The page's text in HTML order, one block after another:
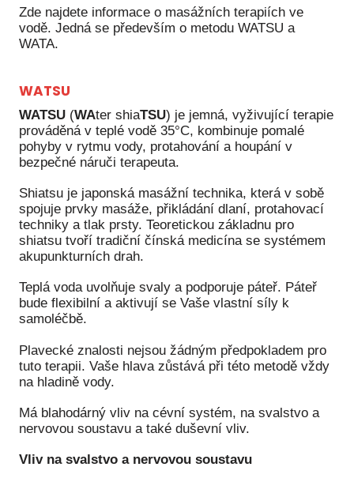
Zde najdete informace o masážních terapiích ve
vodě. Jedná se především o metodu WATSU a
WATA.
WATSU
WATSU (WAter shiaTSU) je jemná, vyživující terapie
prováděná v teplé vodě 35°C, kombinuje pomalé
pohyby v rytmu vody, protahování a houpání v
bezpečné náruči terapeuta.
Shiatsu je japonská masážní technika, která v sobě
spojuje prvky masáže, přikládání dlaní, protahovací
techniky a tlak prsty. Teoretickou základnu pro
shiatsu tvoří tradiční čínská medicína se systémem
akupunkturních drah.
Teplá voda uvolňuje svaly a podporuje páteř. Páteř
bude flexibilní a aktivují se Vaše vlastní síly k
samoléčbě.
Plavecké znalosti nejsou žádným předpokladem pro
tuto terapii. Vaše hlava zůstává při této metodě vždy
na hladině vody.
Má blahodárný vliv na cévní systém, na svalstvo a
nervovou soustavu a také duševní vliv.
Vliv na svalstvo a nervovou soustavu